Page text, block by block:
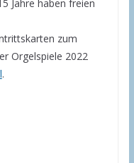
Jahre haben freien
zum
Orgelspiele 2022
.